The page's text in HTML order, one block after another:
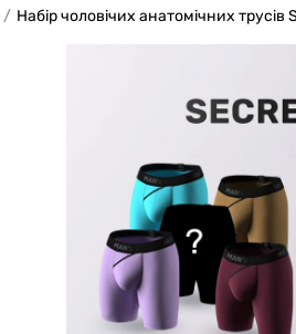
Набір чоловічих анатомічних